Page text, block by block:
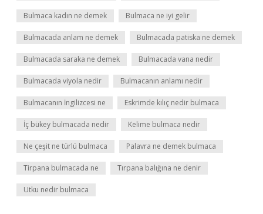
Bulmaca kadın ne demek Bulmaca ne iyi gelir
Bulmacada anlam ne demek Bulmacada patiska ne demek
Bulmacada saraka ne demek Bulmacada vana nedir
Bulmacada viyola nedir Bulmacanın anlamı nedir
Bulmacanın İngilizcesi ne Eskrimde kılıç nedir bulmaca
İç bükey bulmacada nedir Kelime bulmaca nedir
Ne çeşit ne türlü bulmaca Palavra ne demek bulmaca
Tirpana bulmacada ne Tırpana balığına ne denir
Utku nedir bulmaca